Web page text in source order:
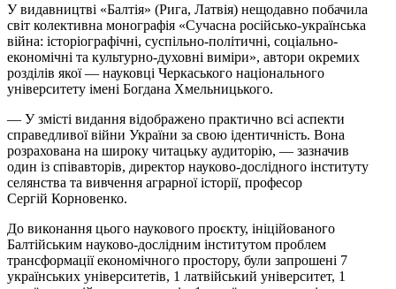
У видавництві «Балтія» (Рига, Латвія) нещодавно побачила
світ колективна монографія «Сучасна російсько-українська
війна: історіографічні, суспільно-політичні, соціально-
економічні та культурно-духовні виміри», автори окремих
розділів якої — науковці Черкаського національного
університету імені Богдана Хмельницького.
— У змісті видання відображено практично всі аспекти
справедливої війни України за свою ідентичність. Вона
розрахована на широку читацьку аудиторію, — зазначив
один із співавторів, директор науково-дослідного інституту
селянства та вивчення аграрної історії, професор
Сергій Корновенко.
До виконання цього наукового проєкту, ініційованого
Балтійським науково-дослідним інститутом проблем
трансформації економічного простору, були запрошені 7
українських університетів, 1 латвійський університет, 1